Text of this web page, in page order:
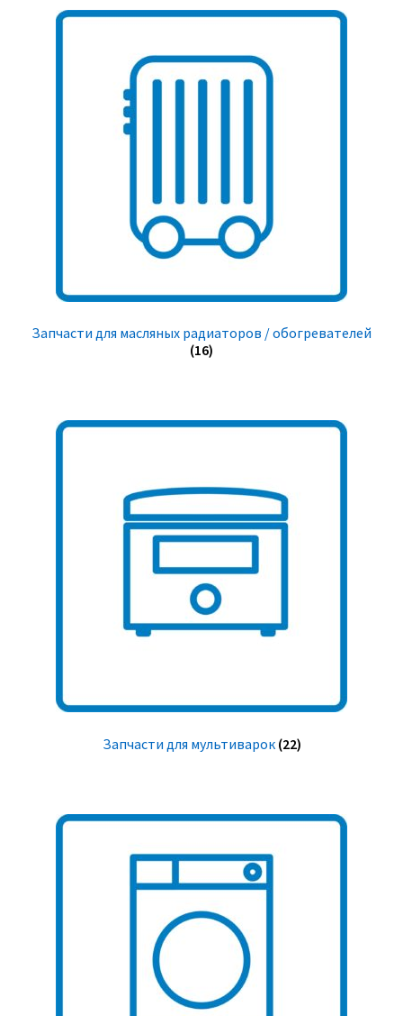
Запчасти для масляных радиаторов / обогревателей
(16)
Запчасти для мультиварок (22)